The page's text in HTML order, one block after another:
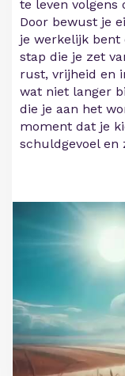
te leven volgens
Door bewust je
je werkelijk bent
stap die je zet
rust, vrijheid en
wat niet langer
die je aan het
moment dat je
schuldgevoel en